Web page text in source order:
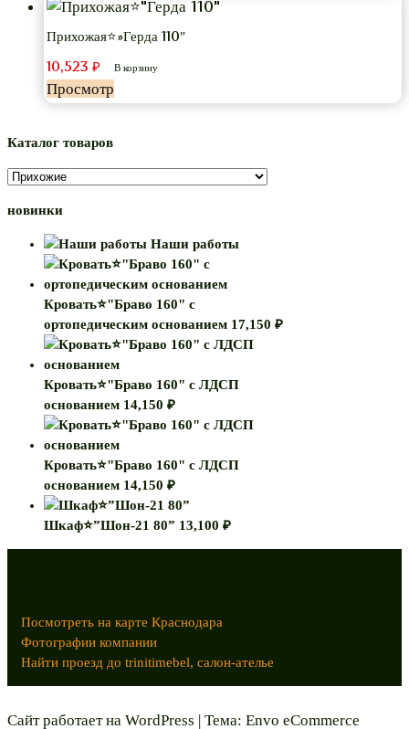
Прихожая⭐»Герда 110″
10,523 ₽ В корзину
Просмотр
Каталог товаров
новинки
Наши работы
Кровать⭐"Браво 160" с
ортопедическим основанием 17,150 ₽
Кровать⭐"Браво 160" с ЛДСП
основанием 14,150 ₽
Кровать⭐"Браво 160" с ЛДСП
основанием 14,150 ₽
Шкаф⭐”Шон-21 80” 13,100 ₽
Посмотреть на карте Краснодара
Фотографии компании
Найти проезд до trinitimebel, салон-ателье
Сайт работает на WordPress | Тема: Envo eCommerce